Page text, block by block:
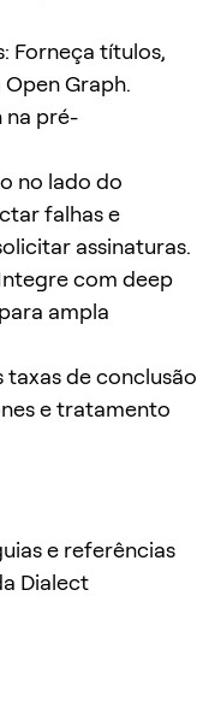
Forneça títulos,
Graph.
na pré-
no lado do
falhas e
assinaturas.
com deep
ampla
de conclusão
e tratamento
e referências
Dialect